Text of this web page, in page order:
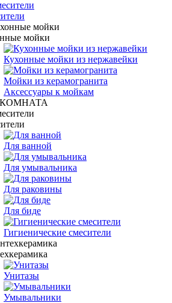
мойки
Кухонные мойки из нержавейки
Мойки из керамогранита
Аксессуары к мойкам
Для ванной
Для умывальника
Для раковины
Для биде
Гигиенические смесители
Унитазы
Умывальники